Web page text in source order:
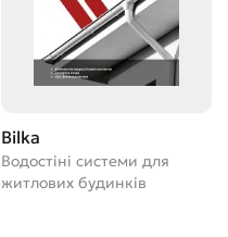
Bilka
Водостіні системи для
житлових будинків